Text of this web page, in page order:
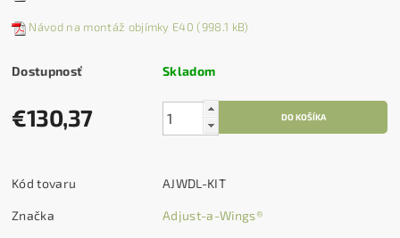
Návod na montáž objímky E40 (998.1 kB)
Dostupnosť Skladom
€130,37
Kód tovaru AJWDL-KIT
Značka Adjust-a-Wings®